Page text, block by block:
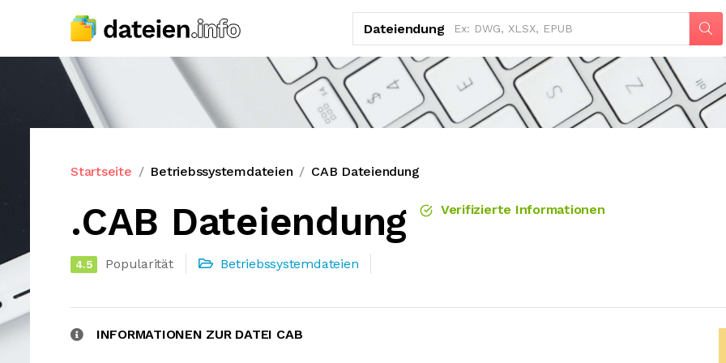
Dateiendung
Startseite Betriebssystemdateien CAB Dateiendung
.CAB Dateiendung Verifizierte Informationen
4.5 Popularität Betriebssystemdateien
INFORMATIONEN ZUR DATEI CAB